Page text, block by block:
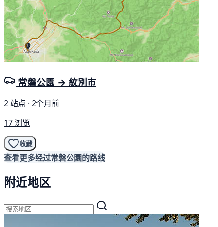
常磐公園 → 紋別市
2 站点 · 2个月前
17 浏览
收藏
查看更多经过常磐公園的路线
附近地区